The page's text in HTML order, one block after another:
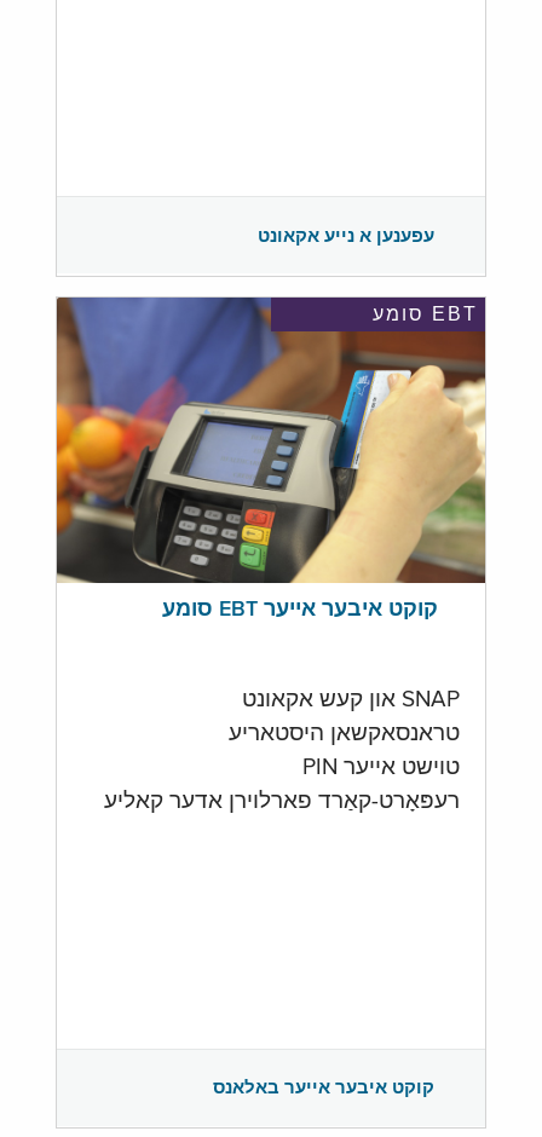
עפענען א נייע אקאונט
EBT סומע
קוקט איבער אייער EBT סומע
SNAP און קעש אקאונט
טראנסאקשאן היסטאריע
טוישט אייער PIN
רעפּאָרט-קאַרד פארלוירן אדער קאליע
קוקט איבער אייער באלאנס